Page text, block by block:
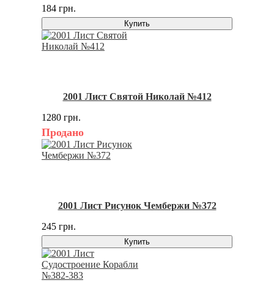
184 грн.
Купить
2001 Лист Святой Николай №412
1280 грн.
Продано
2001 Лист Рисунок Чембержи №372
245 грн.
Купить